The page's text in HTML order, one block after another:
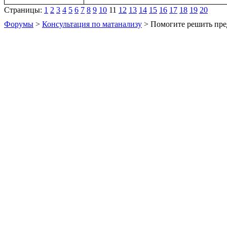
Страницы: 1 2 3 4 5 6 7 8 9 10 11 12 13 14 15 16 17 18 19 20
Форумы > Консультация по матанализу > Помогите решить